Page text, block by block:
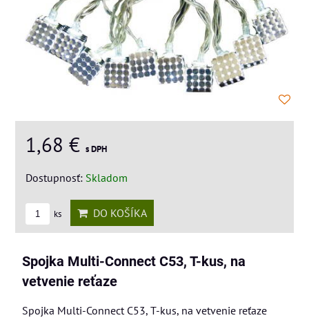
1,68 € s DPH
Dostupnosť: Skladom
ks DO KOŠÍKA
Spojka Multi-Connect C53, T-kus, na
vetvenie reťaze
Spojka Multi-Connect C53, T-kus, na vetvenie reťaze